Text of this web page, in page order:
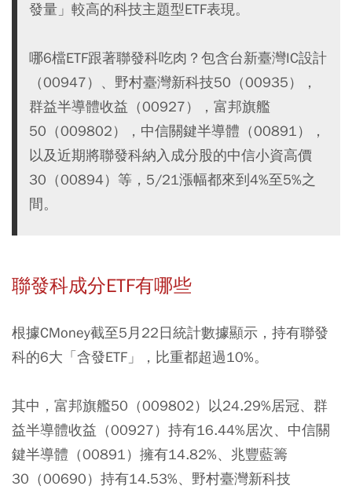
發量」較高的科技主題型ETF表現。
哪6檔ETF跟著聯發科吃肉？包含台新臺灣IC設計
（00947）、野村臺灣新科技50（00935），
群益半導體收益（00927），富邦旗艦
50（009802），中信關鍵半導體（00891），
以及近期將聯發科納入成分股的中信小資高價
30（00894）等，5/21漲幅都來到4%至5%之
間。
聯發科成分ETF有哪些
根據CMoney截至5月22日統計數據顯示，持有聯發
科的6大「含發ETF」，比重都超過10%。
其中，富邦旗艦50（009802）以24.29%居冠、群
益半導體收益（00927）持有16.44%居次、中信關
鍵半導體（00891）擁有14.82%、兆豐藍籌
30（00690）持有14.53%、野村臺灣新科技